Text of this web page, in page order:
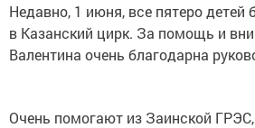
Недавно, 1 июня, все пятеро детей
в Казанский цирк. За помощь и
Валентина очень благодарна
Очень помогают из Заинской